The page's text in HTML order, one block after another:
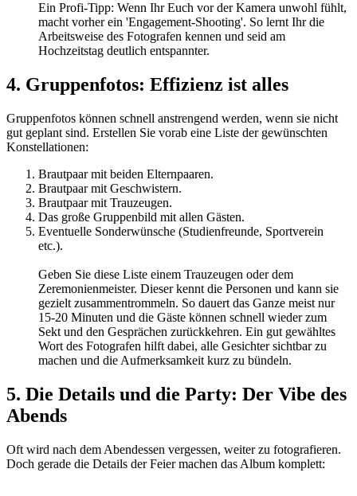
Ein Profi-Tipp: Wenn Ihr Euch vor der Kamera unwohl fühlt,
macht vorher ein 'Engagement-Shooting'. So lernt Ihr die
Arbeitsweise des Fotografen kennen und seid am
Hochzeitstag deutlich entspannter.
4. Gruppenfotos: Effizienz ist alles
Gruppenfotos können schnell anstrengend werden, wenn sie nicht
gut geplant sind. Erstellen Sie vorab eine Liste der gewünschten
Konstellationen:
Brautpaar mit beiden Elternpaaren.
Brautpaar mit Geschwistern.
Brautpaar mit Trauzeugen.
Das große Gruppenbild mit allen Gästen.
Eventuelle Sonderwünsche (Studienfreunde, Sportverein
etc.).
Geben Sie diese Liste einem Trauzeugen oder dem
Zeremonienmeister. Dieser kennt die Personen und kann sie
gezielt zusammentrommeln. So dauert das Ganze meist nur
15-20 Minuten und die Gäste können schnell wieder zum
Sekt und den Gesprächen zurückkehren. Ein gut gewähltes
Wort des Fotografen hilft dabei, alle Gesichter sichtbar zu
machen und die Aufmerksamkeit kurz zu bündeln.
5. Die Details und die Party: Der Vibe des
Abends
Oft wird nach dem Abendessen vergessen, weiter zu fotografieren.
Doch gerade die Details der Feier machen das Album komplett: